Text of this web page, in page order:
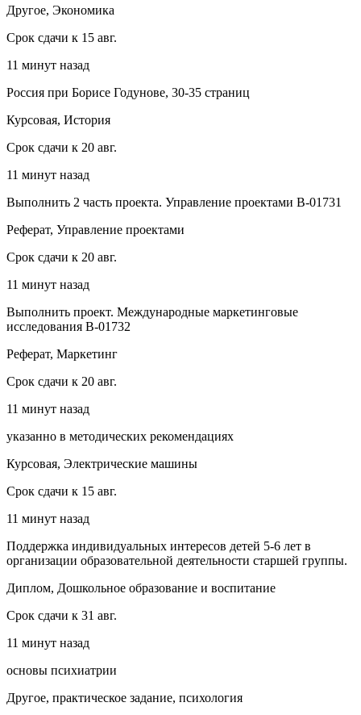
Другое, Экономика
Срок сдачи к 15 авг.
11 минут назад
Россия при Борисе Годунове, 30-35 страниц
Курсовая, История
Срок сдачи к 20 авг.
11 минут назад
Выполнить 2 часть проекта. Управление проектами В-01731
Реферат, Управление проектами
Срок сдачи к 20 авг.
11 минут назад
Выполнить проект. Международные маркетинговые
исследования В-01732
Реферат, Маркетинг
Срок сдачи к 20 авг.
11 минут назад
указанно в методических рекомендациях
Курсовая, Электрические машины
Срок сдачи к 15 авг.
11 минут назад
Поддержка индивидуальных интересов детей 5-6 лет в
организации образовательной деятельности старшей группы.
Диплом, Дошкольное образование и воспитание
Срок сдачи к 31 авг.
11 минут назад
основы психиатрии
Другое, практическое задание, психология